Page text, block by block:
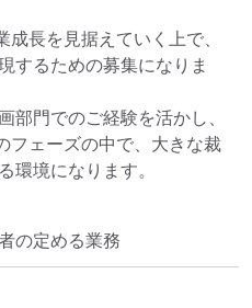
長を見据えていく上で、
するための募集になりま
部門でのご経験を活かし、
フェーズの中で、大きな裁
環境になります。
の定める業務